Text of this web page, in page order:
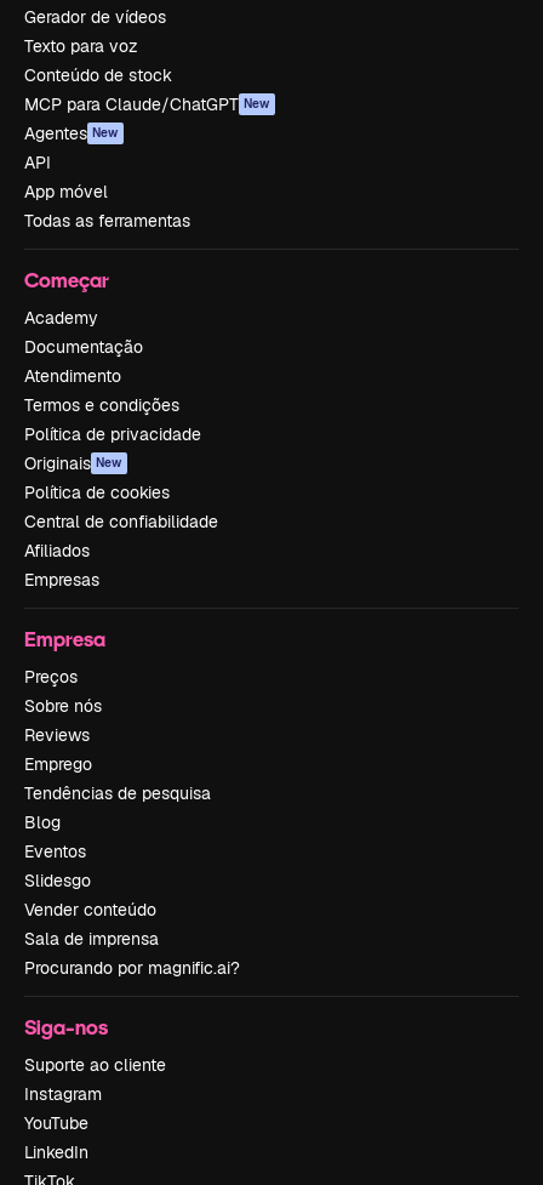
Gerador de vídeos
Texto para voz
Conteúdo de stock
MCP para Claude/ChatGPT New
Agentes New
API
App móvel
Todas as ferramentas
Começar
Academy
Documentação
Atendimento
Termos e condições
Política de privacidade
Originais New
Política de cookies
Central de confiabilidade
Afiliados
Empresas
Empresa
Preços
Sobre nós
Reviews
Emprego
Tendências de pesquisa
Blog
Eventos
Slidesgo
Vender conteúdo
Sala de imprensa
Procurando por magnific.ai?
Siga-nos
Suporte ao cliente
Instagram
YouTube
LinkedIn